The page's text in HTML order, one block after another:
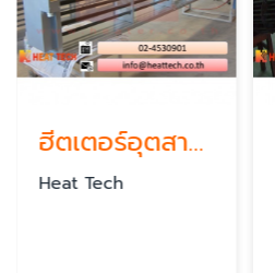
ฮีตเตอร์อุตสาหกรรม
Heat Tech